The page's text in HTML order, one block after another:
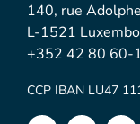
140, rue
L-1521
+352 42 80 60-
CCP IBAN LU47